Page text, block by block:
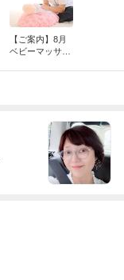
【ご案内】8月
ベビーマッサー